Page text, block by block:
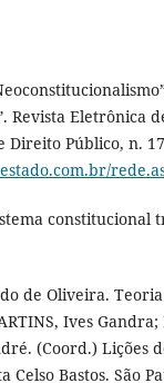
Revista Eletrônica
Público, n.
constitucional
de Oliveira.
Ives
(Coord.)
Celso Bastos. São